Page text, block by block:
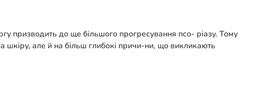
призводить до ще більшого прогресування псо- ріазу. Тому
шкіру, але й на більш глибокі причи-ни, що викликають